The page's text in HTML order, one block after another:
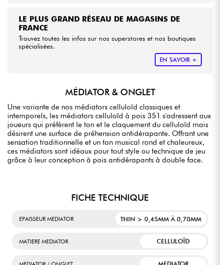
LE PLUS GRAND RÉSEAU DE MAGASINS DE
FRANCE
Trouvez toutes les infos sur nos superstores et nos boutiques
spécialisées.
EN SAVOIR +
MÉDIATOR & ONGLET
Une variante de nos médiators celluloïd classiques et
intemporels, les médiators celluloïd à pois 351 s'adressent aux
joueurs qui préfèrent le ton et le claquement du celluloïd mais
désirent une surface de préhension antidérapante. Offrant une
sensation traditionnelle et un ton musical rond et chaleureux,
ces médiators sont idéaux pour tout style ou technique de jeu
grâce à leur conception à pois antidérapants à double face.
FICHE TECHNIQUE
EPAISSEUR MEDIATOR THIN > 0,45MM À 0,70MM
MATIERE MEDIATOR CELLULOÏD